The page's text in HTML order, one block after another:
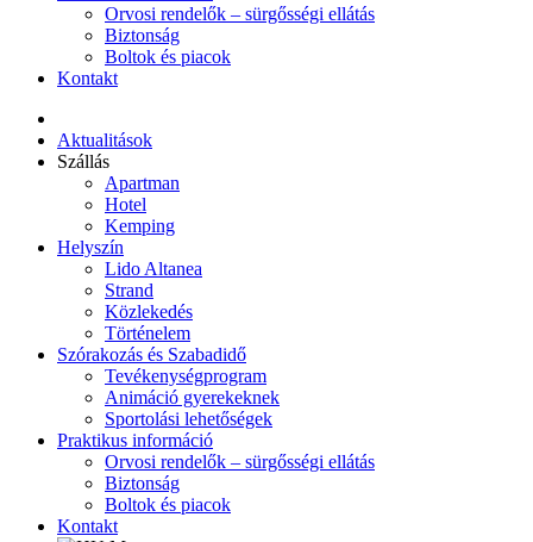
Orvosi rendelők – sürgősségi ellátás
Biztonság
Boltok és piacok
Kontakt
Aktualitások
Szállás
Apartman
Hotel
Kemping
Helyszín
Lido Altanea
Strand
Közlekedés
Történelem
Szórakozás és Szabadidő
Tevékenységprogram
Animáció gyerekeknek
Sportolási lehetőségek
Praktikus információ
Orvosi rendelők – sürgősségi ellátás
Biztonság
Boltok és piacok
Kontakt